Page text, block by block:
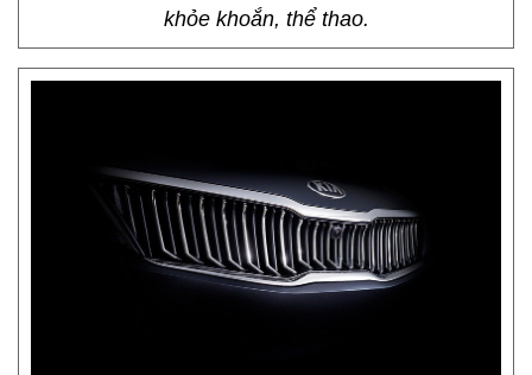
khỏe khoắn, thể thao.